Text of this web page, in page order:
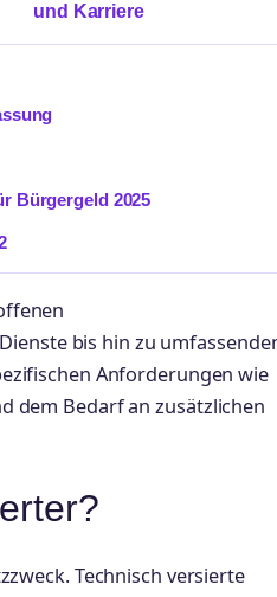
und Karriere
Bürgergeld 2025
bis hin zu
Anforderungen wie
dem Bedarf an zusätzlichen
Technisch versierte